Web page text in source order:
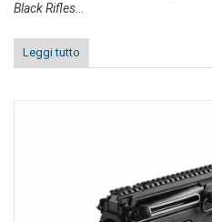
Black Rifles...
Leggi tutto